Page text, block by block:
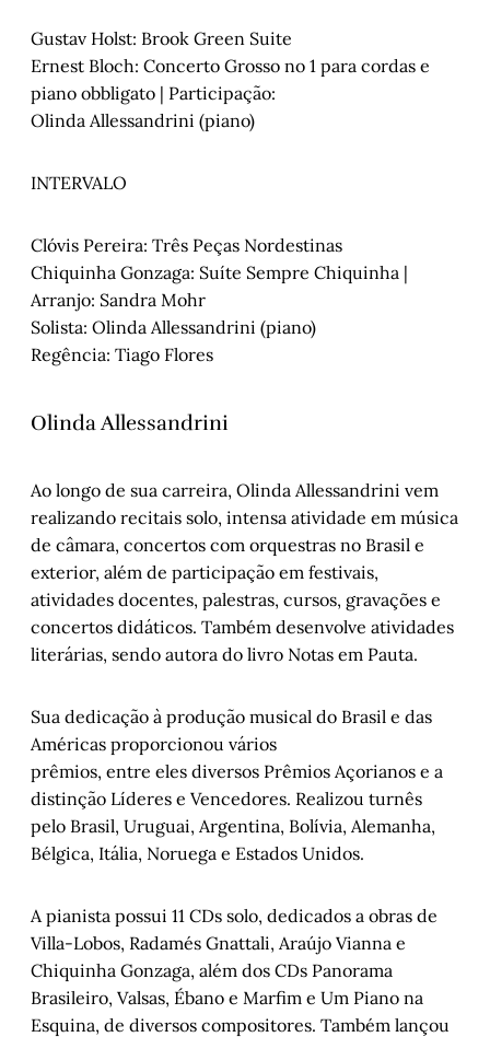
Gustav Holst: Brook Green Suite
Ernest Bloch: Concerto Grosso no 1 para cordas e
piano obbligato | Participação:
Olinda Allessandrini (piano)
INTERVALO
Clóvis Pereira: Três Peças Nordestinas
Chiquinha Gonzaga: Suíte Sempre Chiquinha |
Arranjo: Sandra Mohr
Solista: Olinda Allessandrini (piano)
Regência: Tiago Flores
Olinda Allessandrini
Ao longo de sua carreira, Olinda Allessandrini vem
realizando recitais solo, intensa atividade em música
de câmara, concertos com orquestras no Brasil e
exterior, além de participação em festivais,
atividades docentes, palestras, cursos, gravações e
concertos didáticos. Também desenvolve atividades
literárias, sendo autora do livro Notas em Pauta.
Sua dedicação à produção musical do Brasil e das
Américas proporcionou vários
prêmios, entre eles diversos Prêmios Açorianos e a
distinção Líderes e Vencedores. Realizou turnês
pelo Brasil, Uruguai, Argentina, Bolívia, Alemanha,
Bélgica, Itália, Noruega e Estados Unidos.
A pianista possui 11 CDs solo, dedicados a obras de
Villa-Lobos, Radamés Gnattali, Araújo Vianna e
Chiquinha Gonzaga, além dos CDs Panorama
Brasileiro, Valsas, Ébano e Marfim e Um Piano na
Esquina, de diversos compositores. Também lançou